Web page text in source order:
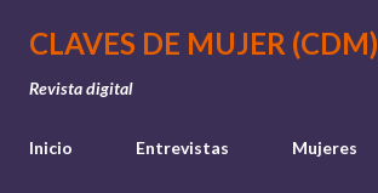
Ir al contenido principal
CLAVES DE MUJER (CDM)
Revista digital
Inicio Entrevistas Mujeres